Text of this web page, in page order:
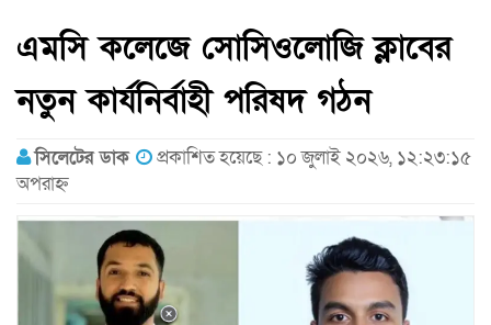
এমসি কলেজে সোসিওলোজি ক্লাবের
নতুন কার্যনির্বাহী পরিষদ গঠন ‎
সিলেটের ডাক
প্রকাশিত হয়েছে : ১০ জুলাই ২০২৬, ১২:২৩:১৫
অপরাহ্ন